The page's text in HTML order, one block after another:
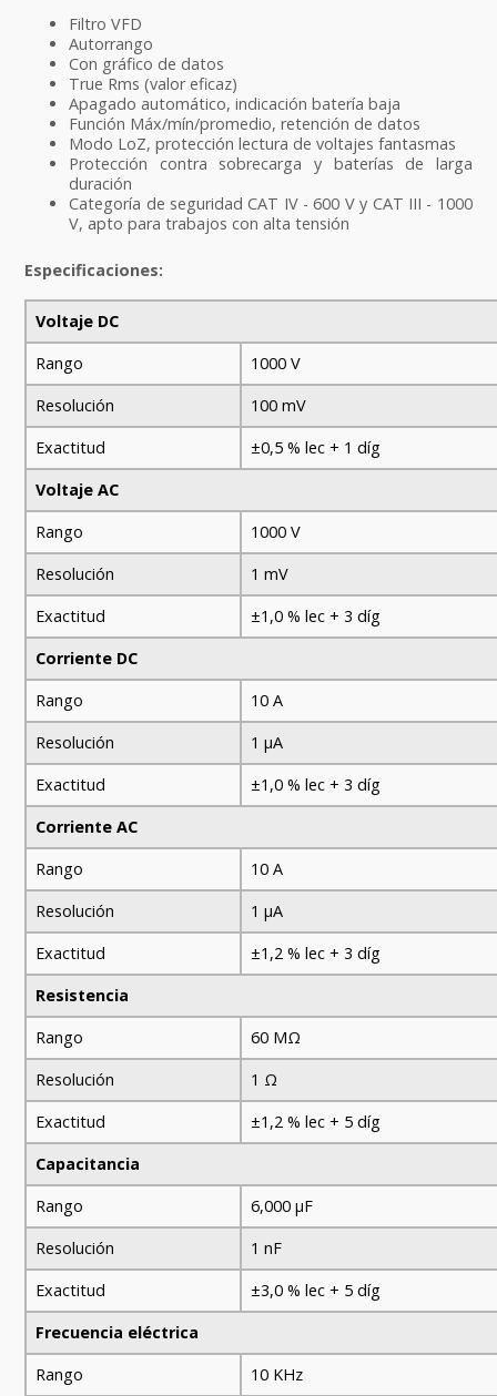
Filtro VFD
Autorrango
Con gráfico de datos
True Rms (valor eficaz)
Apagado automático, indicación batería baja
Función Máx/mín/promedio, retención de datos
Modo LoZ, protección lectura de voltajes fantasmas
Protección contra sobrecarga y baterías de larga
duración
Categoría de seguridad CAT IV - 600 V y CAT III - 1000
V, apto para trabajos con alta tensión
Especificaciones:
Voltaje DC
Rango
1000 V
Resolución
100 mV
Exactitud
±0,5 % lec + 1 díg
Voltaje AC
Rango
1000 V
Resolución
1 mV
Exactitud
±1,0 % lec + 3 díg
Corriente DC
Rango
10 A
Resolución
1 µA
Exactitud
±1,0 % lec + 3 díg
Corriente AC
Rango
10 A
Resolución
1 µA
Exactitud
±1,2 % lec + 3 díg
Resistencia
Rango
60 MΩ
Resolución
1 Ω
Exactitud
±1,2 % lec + 5 díg
Capacitancia
Rango
6,000 µF
Resolución
1 nF
Exactitud
±3,0 % lec + 5 díg
Frecuencia eléctrica
Rango
10 KHz